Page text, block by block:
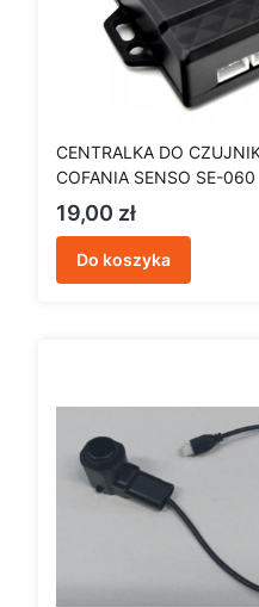
CENTRALKA DO
COFANIA SENSO SE-060
Cena
19,00 zł
Do koszyka